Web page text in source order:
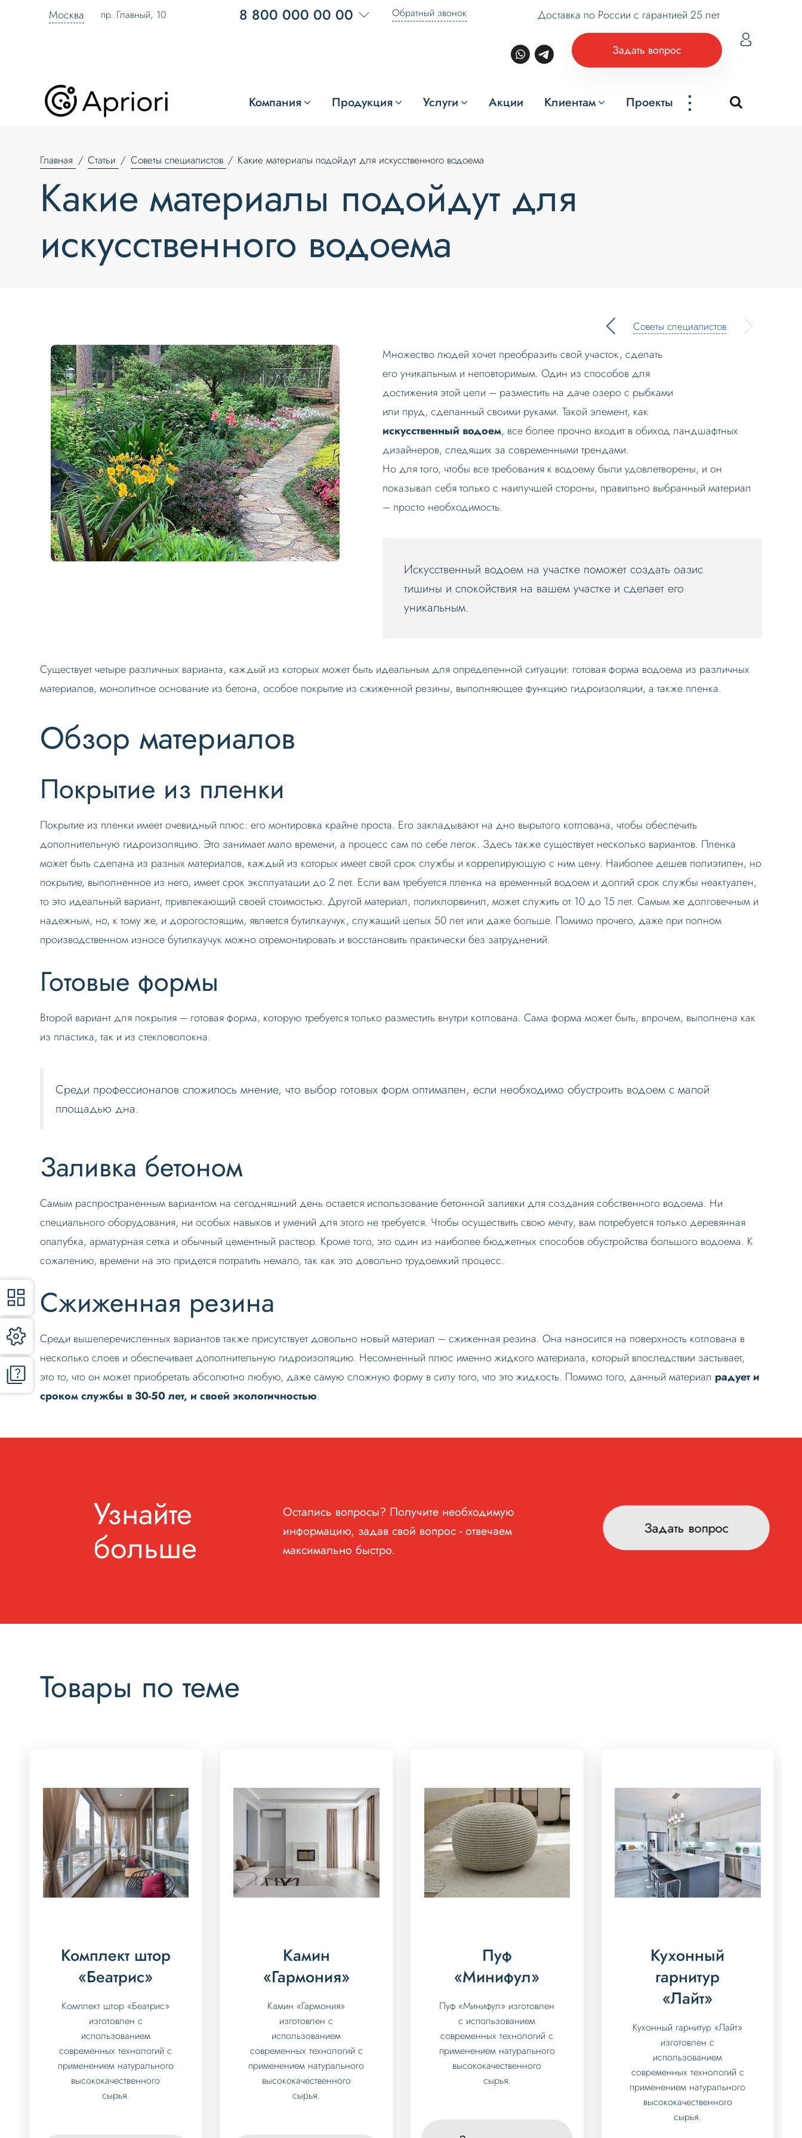
Москва пр. Главный, 10 8 800 000 00 00 Обратный звонок Доставка по России с гарантией 25 лет
Задать вопрос
Компания Продукция Услуги Акции Клиентам Проекты ...
Главная Статьи Советы специалистов Какие материалы подойдут для искусственного водоема
Какие материалы подойдут для
искусственного водоема
Советы специалистов
Множество людей хочет преобразить свой участок, сделать
его уникальным и неповторимым. Один из способов для
достижения этой цели – разместить на даче озеро с рыбками
или пруд, сделанный своими руками. Такой элемент, как
искусственный водоем, все более прочно входит в обиход ландшафтных
дизайнеров, следящих за современными трендами.
Но для того, чтобы все требования к водоему были удовлетворены, и он
показывал себя только с наилучшей стороны, правильно выбранный материал
– просто необходимость.
Искусственный водоем на участке поможет создать оазис
тишины и спокойствия на вашем участке и сделает его
уникальным.
Существует четыре различных варианта, каждый из которых может быть идеальным для определенной ситуации: готовая форма водоема из различных
материалов, монолитное основание из бетона, особое покрытие из сжиженной резины, выполняющее функцию гидроизоляции, а также пленка.
Обзор материалов
Покрытие из пленки
Покрытие из пленки имеет очевидный плюс: его монтировка крайне проста. Его закладывают на дно вырытого котлована, чтобы обеспечить
дополнительную гидроизоляцию. Это занимает мало времени, а процесс сам по себе легок. Здесь также существует несколько вариантов. Пленка
может быть сделана из разных материалов, каждый из которых имеет свой срок службы и коррелирующую с ним цену. Наиболее дешев полиэтилен, но
покрытие, выполненное из него, имеет срок эксплуатации до 2 лет. Если вам требуется пленка на временный водоем и долгий срок службы неактуален,
то это идеальный вариант, привлекающий своей стоимостью. Другой материал, полихлорвинил, может служить от 10 до 15 лет. Самым же долговечным и
надежным, но, к тому же, и дорогостоящим, является бутилкаучук, служащий целых 50 лет или даже больше. Помимо прочего, даже при полном
производственном износе бутилкаучук можно отремонтировать и восстановить практически без затруднений.
Готовые формы
Второй вариант для покрытия – готовая форма, которую требуется только разместить внутри котлована. Сама форма может быть, впрочем, выполнена как
из пластика, так и из стекловолокна.
Среди профессионалов сложилось мнение, что выбор готовых форм оптимален, если необходимо обустроить водоем с малой
площадью дна.
Заливка бетоном
Самым распространенным вариантом на сегодняшний день остается использование бетонной заливки для создания собственного водоема. Ни
специального оборудования, ни особых навыков и умений для этого не требуется. Чтобы осуществить свою мечту, вам потребуется только деревянная
опалубка, арматурная сетка и обычный цементный раствор. Кроме того, это один из наиболее бюджетных способов обустройства большого водоема. К
сожалению, времени на это придется потратить немало, так как это довольно трудоемкий процесс.
Сжиженная резина
Среди вышеперечисленных вариантов также присутствует довольно новый материал – сжиженная резина. Она наносится на поверхность котлована в
несколько слоев и обеспечивает дополнительную гидроизоляцию. Несомненный плюс именно жидкого материала, который впоследствии застывает,
это то, что он может приобретать абсолютно любую, даже самую сложную форму в силу того, что это жидкость. Помимо того, данный материал радует и
сроком службы в 30-50 лет, и своей экологичностью.
Узнайте
больше
Остались вопросы? Получите необходимую
информацию, задав свой вопрос - отвечаем
максимально быстро.
Задать вопрос
Товары по теме
Комплект штор
«Беатрис»
Комплект штор «Беатрис»
изготовлен с
использованием
современных технологий с
применением натурального
высококачественного
сырья.
Камин
«Гармония»
Камин «Гармония»
изготовлен с
использованием
современных технологий с
применением натурального
высококачественного
сырья.
Пуф
«Минифул»
Пуф «Минифул» изготовлен
с использованием
современных технологий с
применением натурального
высококачественного
сырья.
Кухонный
гарнитур
«Лайт»
Кухонный гарнитур «Лайт»
изготовлен с
использованием
современных технологий с
применением натурального
высококачественного
сырья.